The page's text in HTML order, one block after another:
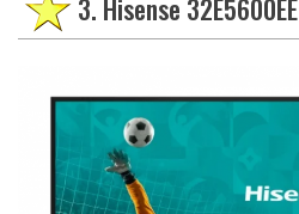
3. Hisense 32E5600EE